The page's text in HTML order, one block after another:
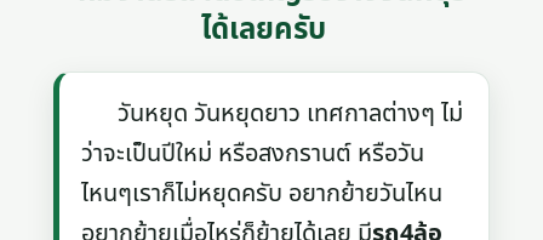
ได้เลยครับ
วันหยุด วันหยุดยาว เทศกาลต่างๆ ไม่
ว่าจะเป็นปีใหม่ หรือสงกรานต์ หรือวัน
ไหนๆเราก็ไม่หยุดครับ อยากย้ายวันไหน